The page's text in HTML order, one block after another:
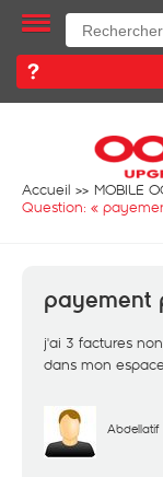
Accueil
MOBILE
Question: «
payement
j'ai 3 factures
dans mon
Abdellatif